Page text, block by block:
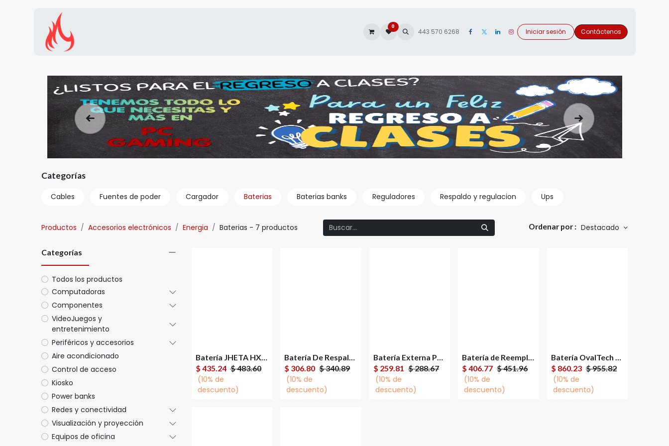
0
443 570 6268 Iniciar sesión Contáctenos
Anterior Siguiente
Categorías
Cables Fuentes de poder Cargador Baterias Baterias banks Reguladores Respaldo y regulacion Ups
Productos Accesorios electrónicos Energia Baterias - 7 productos Ordenar por : Destacado
Categorías
Todos los productos
Computadoras
Componentes
VideoJuegos y
entretenimiento
Periféricos y accesorios
Aire acondicionado
Control de acceso
Kiosko
Power banks
Redes y conectividad
Visualización y proyección
Equipos de oficina
Agregar al
carrito
Batería JHETA HX12-9J 12v/9Ah Para UPS
$ 435.24 $483.60
(10% de
descuento)
Agregar al
carrito
Batería De Respaldo SAXXON De 12V Compatible DSC CCTV
$ 306.80 $340.89
(10% de
descuento)
Agregar al
carrito
Batería Externa Para UPS Saxxon CBAT7AH 12V 7Ah
$ 259.81 $288.67
(10% de
descuento)
Agregar al
carrito
Batería de Reemplazo Vica para No Break VICA 12V-5AH 12V 5Ah
$406.77 $451.96
(10% de
descuento)
Agregar al
carrito
Batería OvalTech OTH4401 Compatible 4 Celdas Para HP
$ 860.23 $955.82
(10% de
descuento)